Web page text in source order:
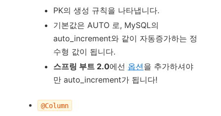
PK의 생성 규칙을 나타냅니다.
기본값은 AUTO 로, MySQL의
auto_increment와 같이 자동증가하는 정
수형 값이 됩니다.
스프링 부트 2.0에선 옵션을 추가하셔야
만 auto_increment가 됩니다!
@Column